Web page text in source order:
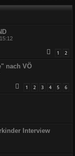
1 2
nach VÖ
1 2 3 4 5 6
Interview